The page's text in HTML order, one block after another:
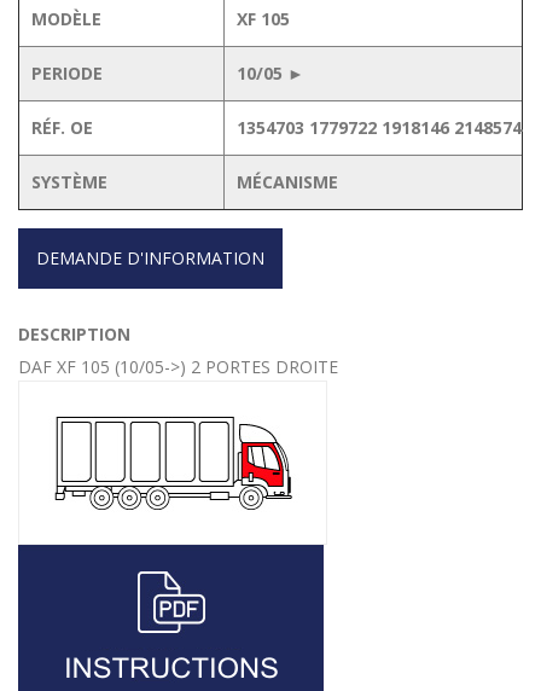
MODÈLE XF 105
PERIODE 10/05 ►
RÉF. OE 1354703 1779722 1918146 2148574
SYSTÈME MÉCANISME
DEMANDE D'INFORMATION
DESCRIPTION
DAF XF 105 (10/05->) 2 PORTES DROITE